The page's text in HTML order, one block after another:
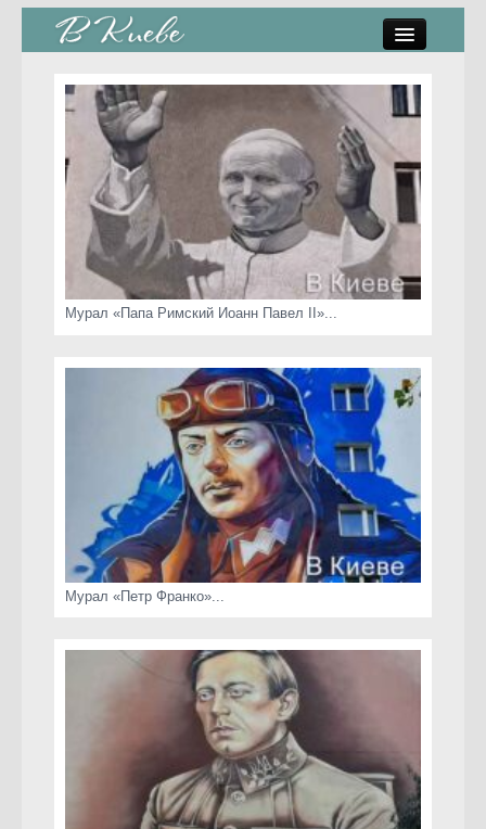
стрит-арт
коты Киева
скамейки
часы Киева
Мурал «Папа Римский Иоанн Павел II»...
Мурал «Петр Франко»...